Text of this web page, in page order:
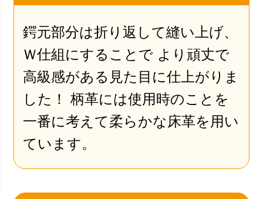
鍔元部分は折り返して縫い上げ、
Ｗ仕組にすることで より頑丈で
高級感がある見た目に仕上がりま
した！ 柄革には使用時のことを
一番に考えて柔らかな床革を用い
ています。